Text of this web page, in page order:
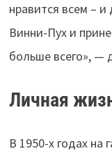
нравится всем –
Винни-Пух и
больше всего», —
Личная
В 1950-х годах на